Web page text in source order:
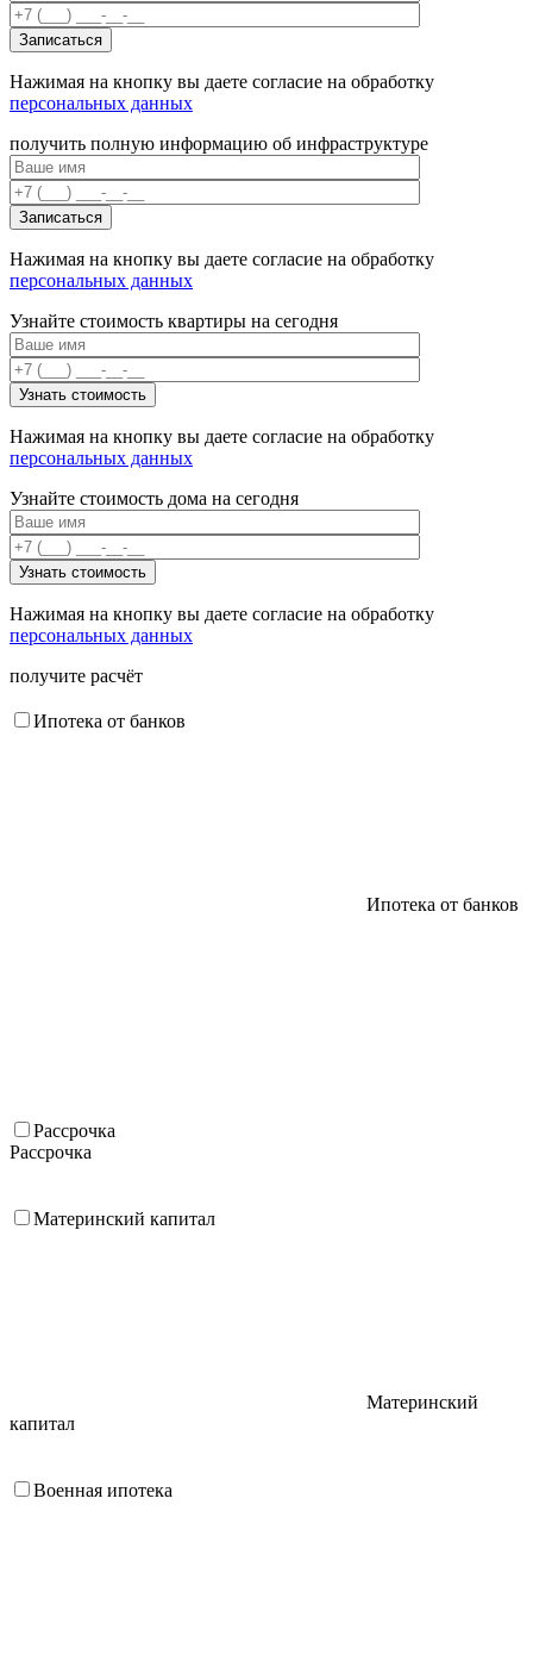
Нажимая на кнопку вы даете согласие на обработку
персональных данных
получить полную информацию об инфраструктуре
Нажимая на кнопку вы даете согласие на обработку
персональных данных
Узнайте стоимость квартиры на сегодня
Нажимая на кнопку вы даете согласие на обработку
персональных данных
Узнайте стоимость дома на сегодня
Нажимая на кнопку вы даете согласие на обработку
персональных данных
получите расчёт
Ипотека от банков
Ипотека от банков
Рассрочка
Рассрочка
Материнский капитал
Материнский
капитал
Военная ипотека